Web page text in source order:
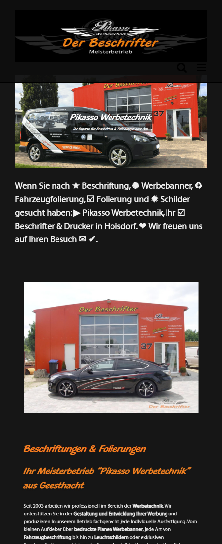
Previous Next
Wenn Sie nach ★ Beschriftung, ✺ Werbebanner, ♻
Fahrzeugfolierung, ☑️ Folierung und ✹ Schilder
gesucht haben: ▶︎ Pikasso Werbetechnik, Ihr ☑️
Beschrifter & Drucker in Hoisdorf. ❤ Wir freuen uns
auf Ihren Besuch ✉ ✔.